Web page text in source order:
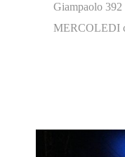
Giampaolo
MERCOLEDI